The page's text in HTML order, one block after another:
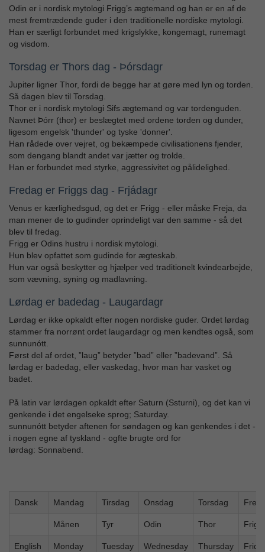
Odin er i nordisk mytologi Frigg’s ægtemand og han er en af de
mest fremtrædende guder i den traditionelle nordiske mytologi.
Han er særligt forbundet med krigslykke, kongemagt, runemagt
og visdom.
Torsdag er Thors dag - Þórsdagr
Jupiter ligner Thor, fordi de begge har at gøre med lyn og torden.
Så dagen blev til Torsdag.
Thor er i nordisk mytologi Sifs ægtemand og var tordenguden.
Navnet Þórr (thor) er beslægtet med ordene torden og dunder,
ligesom engelsk 'thunder' og tyske 'donner'.
Han rådede over vejret, og bekæmpede civilisationens fjender,
som dengang blandt andet var jætter og trolde.
Han er forbundet med styrke, aggressivitet og pålidelighed.
Fredag er Friggs dag - Frjádagr
Venus er kærlighedsgud, og det er Frigg - eller måske Freja, da
man mener de to gudinder oprindeligt var den samme - så det
blev til fredag.
Frigg er Odins hustru i nordisk mytologi.
Hun blev opfattet som gudinde for ægteskab.
Hun var også beskytter og hjælper ved traditionelt kvindearbejde,
som vævning, syning og madlavning.
Lørdag er badedag - Laugardagr
Lørdag er ikke opkaldt efter nogen nordiske guder. Ordet lørdag
stammer fra norrønt ordet laugardagr og men kendtes også, som
sunnunótt.
Først del af ordet, ”laug” betyder ”bad” eller ”badevand”. Så
lørdag er badedag, eller vaskedag, hvor man har vasket og
badet.
På latin var lørdagen opkaldt efter Saturn (Ssturni), og det kan vi
genkende i det engelseke sprog; Saturday.
sunnunótt betyder aftenen for søndagen og kan genkendes i det -
i nogen egne af tyskland - ogfte brugte ord for
lørdag: Sonnabend.
Dansk Mandag Tirsdag Onsdag Torsdag
Månen Tyr Odin Thor Frigg
English Monday Tuesday Wednesday Thursday